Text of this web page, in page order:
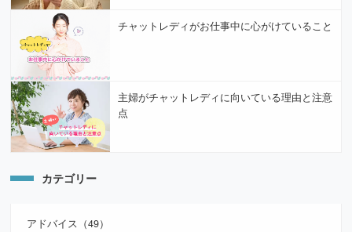
チャットレディがお仕事中に心がけていること
主婦がチャットレディに向いている理由と注意
点
カテゴリー
アドバイス（49）